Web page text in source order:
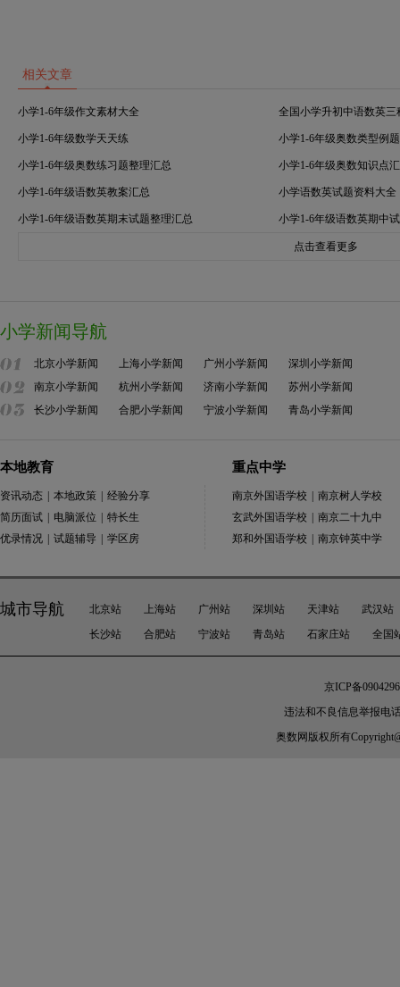
相关文章
小学1-6年级作文素材大全 全国小学升初中语数英三
小学1-6年级数学天天练 小学1-6年级奥数类型例
小学1-6年级奥数练习题整理汇总 小学1-6年级奥数知识点
小学1-6年级语数英教案汇总 小学语数英试题资料大全
小学1-6年级语数英期末试题整理汇总 小学1-6年级语数英期中
点击查看更多
小学新闻导航
北京小学新闻 上海小学新闻 广州小学新闻
深圳小学新闻
南京小学新闻
杭州小学新闻 济南小学新闻
苏州小学新闻
长沙小学新闻
合肥小学新闻 宁波小学新闻 青岛小学新闻
本地教育
资讯动态 本地政策
经验分享
简历面试
电脑派位
特长生
优录情况
试题辅导 学区房
重点中学
南京外国语学校
南京树人学校
玄武外国语学校
南京二十九中
郑和外国语学校
南京钟英中学
城市导航 北京站 上海站 广州站 深圳站 天津站
武汉站
长沙站
合肥站 宁波站 青岛站 石家庄站 全国
京ICP备
违法和不良信息举报电
奥数网 版权所有